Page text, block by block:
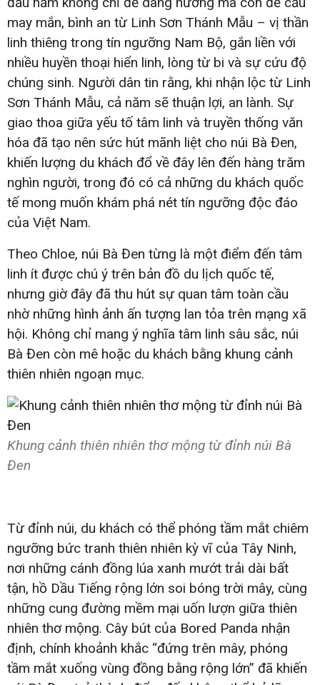
may mắn, bình an từ Linh Sơn Thánh Mẫu – vị thần
linh thiêng trong tín ngưỡng Nam Bộ, gắn liền với
nhiều huyền thoại hiển linh, lòng từ bi và sự cứu độ
chúng sinh. Người dân tin rằng, khi nhận lộc từ Linh
Sơn Thánh Mẫu, cả năm sẽ thuận lợi, an lành. Sự
giao thoa giữa yếu tố tâm linh và truyền thống văn
hóa đã tạo nên sức hút mãnh liệt cho núi Bà Đen,
khiến lượng du khách đổ về đây lên đến hàng trăm
nghìn người, trong đó có cả những du khách quốc
tế mong muốn khám phá nét tín ngưỡng độc đáo
của Việt Nam.
Theo Chloe, núi Bà Đen từng là một điểm đến tâm
linh ít được chú ý trên bản đồ du lịch quốc tế,
nhưng giờ đây đã thu hút sự quan tâm toàn cầu
nhờ những hình ảnh ấn tượng lan tỏa trên mạng xã
hội. Không chỉ mang ý nghĩa tâm linh sâu sắc, núi
Bà Đen còn mê hoặc du khách bằng khung cảnh
thiên nhiên ngoạn mục.
Khung cảnh thiên nhiên thơ mộng từ đỉnh núi Bà
Đen
Từ đỉnh núi, du khách có thể phóng tầm mắt chiêm
ngưỡng bức tranh thiên nhiên kỳ vĩ của Tây Ninh,
nơi những cánh đồng lúa xanh mướt trải dài bất
tận, hồ Dầu Tiếng rộng lớn soi bóng trời mây, cùng
những cung đường mềm mại uốn lượn giữa thiên
nhiên thơ mộng. Cây bút của Bored Panda nhận
định, chính khoảnh khắc “đứng trên mây, phóng
tầm mắt xuống vùng đồng bằng rộng lớn” đã khiến